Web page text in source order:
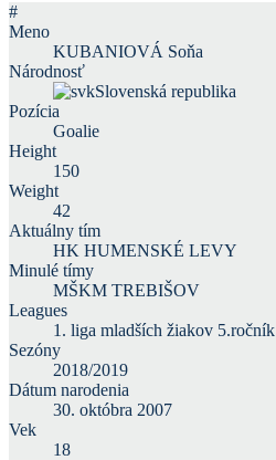
#
Meno
KUBANIOVÁ Soňa
Národnosť
Slovenská republika
Pozícia
Goalie
Height
150
Weight
42
Aktuálny tím
HK HUMENSKÉ LEVY
Minulé tímy
MŠKM TREBIŠOV
Leagues
1. liga mladších žiakov 5.ročník
Sezóny
2018/2019
Dátum narodenia
30. októbra 2007
Vek
18